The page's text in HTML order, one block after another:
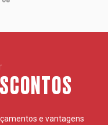
e vantagens